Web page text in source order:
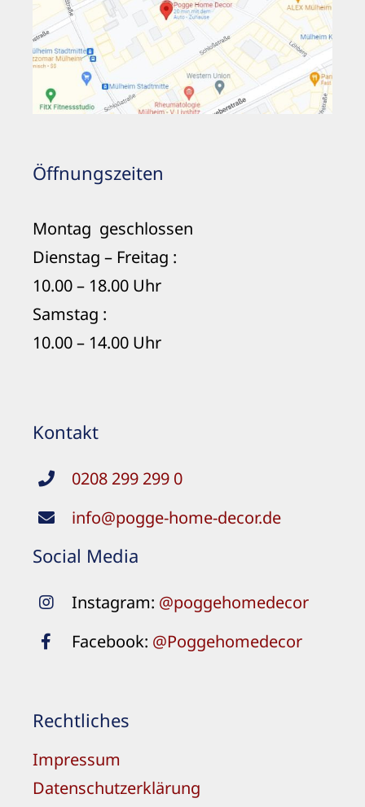
Öffnungszeiten
Montag geschlossen
Dienstag – Freitag :
10.00 – 18.00 Uhr
Samstag :
10.00 – 14.00 Uhr
Kontakt
0208 299 299 0
info@pogge-home-decor.de
Social Media
Instagram: @poggehomedecor
Facebook: @Poggehomedecor
Rechtliches
Impressum
Datenschutzerklärung